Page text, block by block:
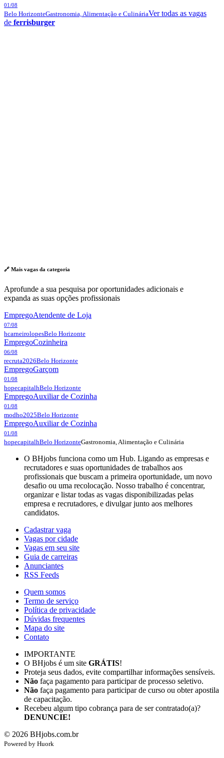
01/08
Belo HorizonteGastronomia, Alimentação e CulináriaVer todas as vagas
de ferrisburger
🔗 Mais vagas da categoria
Aprofunde a sua pesquisa por oportunidades adicionais e
expanda as suas opções profissionais
EmpregoAtendente de Loja
07/08
hcarneirolopesBelo Horizonte
EmpregoCozinheira
06/08
recruta2026Belo Horizonte
EmpregoGarçom
01/08
hopecapitalhBelo Horizonte
EmpregoAuxiliar de Cozinha
01/08
modho2025Belo Horizonte
EmpregoAuxiliar de Cozinha
01/08
hopecapitalhBelo HorizonteGastronomia, Alimentação e Culinária
O BHjobs funciona como um Hub. Ligando as empresas e
recrutadores e suas oportunidades de trabalhos aos
profissionais que buscam a primeira oportunidade, um novo
desafio ou uma recolocação. Nosso trabalho é concentrar,
organizar e listar todas as vagas disponibilizadas pelas
empresa e recrutadores, e divulgar junto aos melhores
candidatos.
Cadastrar vaga
Vagas por cidade
Vagas em seu site
Guia de carreiras
Anunciantes
RSS Feeds
Quem somos
Termo de serviço
Política de privacidade
Dúvidas frequentes
Mapa do site
Contato
IMPORTANTE
O BHjobs é um site GRÁTIS!
Proteja seus dados, evite compartilhar informações sensíveis.
Não faça pagamento para participar de processo seletivo.
Não faça pagamento para participar de curso ou obter apostila
de capacitação.
Recebeu algum tipo cobrança para de ser contratado(a)?
DENUNCIE!
© 2026 BHjobs.com.br
Powered by Huork